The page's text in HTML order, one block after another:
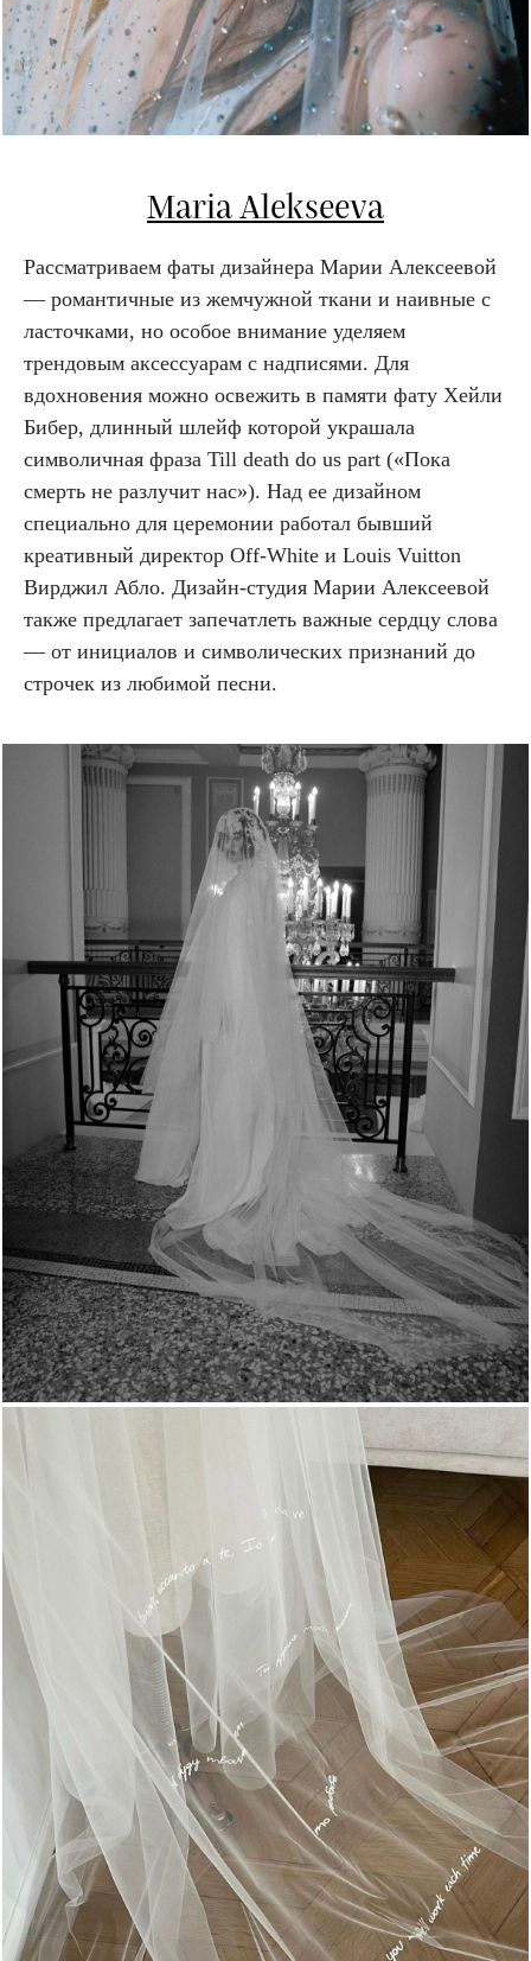
Maria Alekseeva
Рассматриваем фаты дизайнера Марии Алексеевой
— романтичные из жемчужной ткани и наивные с
ласточками, но особое внимание уделяем
трендовым аксессуарам с надписями. Для
вдохновения можно освежить в памяти фату Хейли
Бибер, длинный шлейф которой украшала
символичная фраза Till death do us part («Пока
смерть не разлучит нас»). Над ее дизайном
специально для церемонии работал бывший
креативный директор Off-White и Louis Vuitton
Вирджил Абло. Дизайн-студия Марии Алексеевой
также предлагает запечатлеть важные сердцу слова
— от инициалов и символических признаний до
строчек из любимой песни.